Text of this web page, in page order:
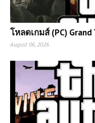
โหลดเกมส์ (PC)
August 06, 2026